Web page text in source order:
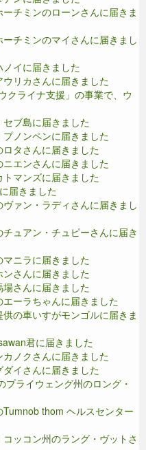
チミンのローンさんに届きま
チミンのマイさんに届きまし
ノイに届きました
リカさんに届きました
クライナ支援」の事業で、ウ
ブ島に届きました
ノンペンに届きました
タさんに届きました
エンさんに届きました
マンズに届きました
届きました
ァン・ラディさんに届きまし
ュアン・チュピーさんに届き
ニラに届きました
さんに届きました
さんに届きました
ーラちゃんに届きました
の車いすがモンゴルに届きま
君に届きました
ノクさんに届きました
イさんに届きました
プライウェング州のロング・
thom ヘルスセンター
ッコン州のラング・ヴットさ